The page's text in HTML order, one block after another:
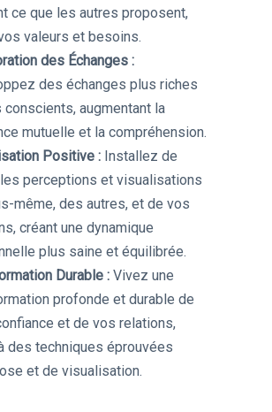
ce que les autres proposent,
valeurs et besoins.
des Échanges :
des échanges plus riches
conscients, augmentant la
mutuelle et la compréhension.
Positive :Installez de
perceptions et visualisations
même, des autres, et de vos
créant une dynamique
plus saine et équilibrée.
Durable :Vivez une
profonde et durable de
et de vos relations,
des techniques éprouvées
et de visualisation.